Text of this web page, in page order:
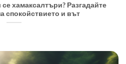
хамаксалтъри? Разгадайте
спокойствието и вът